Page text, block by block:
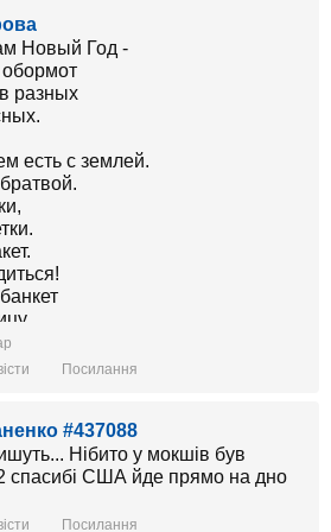
Новый Год -
разных
есть с землей.
дал
-
в беде
-
мешка,
Посилання
#437088
Нібито у мокшів був
спасибі США йде прямо на дно
Посилання